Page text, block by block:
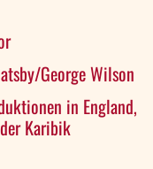
George Wilson
in England,
Karibik